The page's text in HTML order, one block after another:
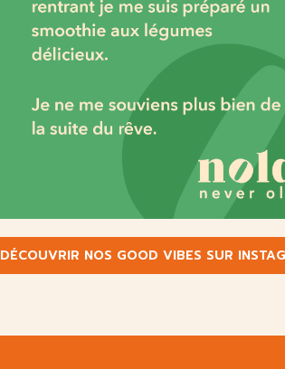
DÉCOUVRIR NOS GOOD VIBES SUR